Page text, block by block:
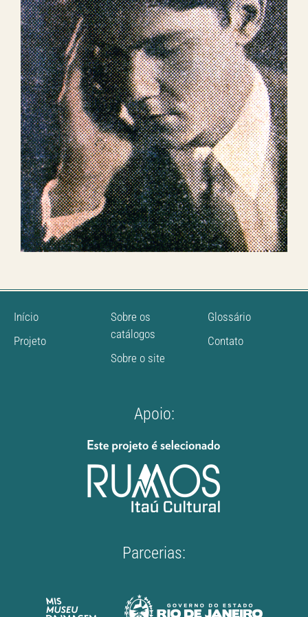
Início
Projeto
Sobre os
catálogos
Sobre o site
Glossário
Contato
Apoio:
Parcerias: